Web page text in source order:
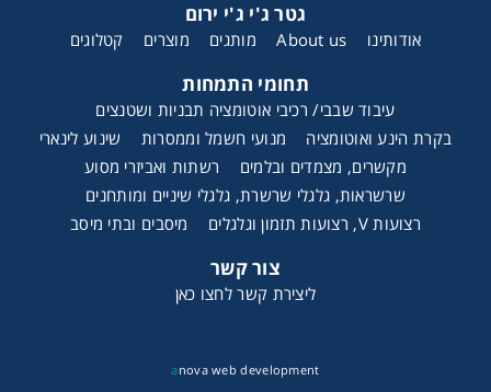
גטר ג'י ג'י ירום
אודותינו About us מותגים מוצרים קטלוגים
תחומי התמחות
עיבוד שבבי/ רכיבי אוטומציה תבניות ושטנצים
בקרת הינע ואוטומציה
מנועי חשמל וממסרות
שינוע לינארי
מקשרים, מצמדים ובלמים
רשתות ואביזרי מסוע
שרשראות, גלגלי שרשרת, גלגלי שיניים ומותחנים
רצועות V, רצועות תזמון וגלגלים
מיסבים ובתי מיסב
צור קשר
ליצירת קשר לחצו כאן
a nova web development